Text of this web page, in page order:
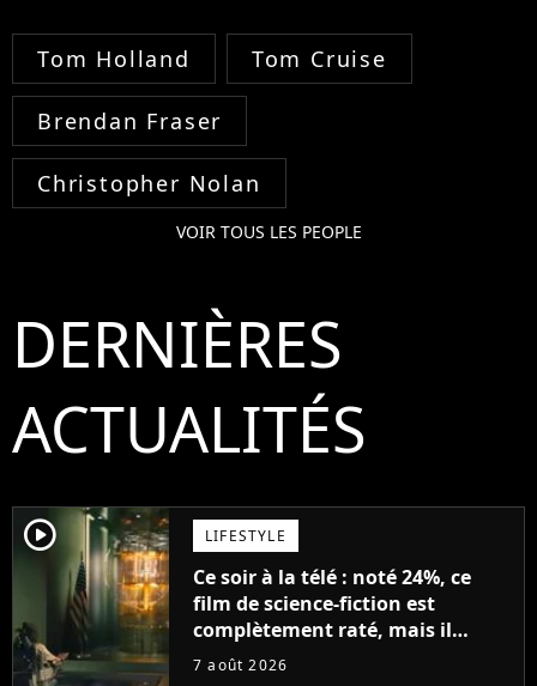
Tom Holland Tom Cruise
Brendan Fraser
Christopher Nolan
VOIR TOUS LES PEOPLE
DERNIÈRES
ACTUALITÉS
player2 LIFESTYLE
Ce soir à la télé : noté 24%, ce
film de science-fiction est
complètement raté, mais il
aurait pu être encore pire à
7 août 2026